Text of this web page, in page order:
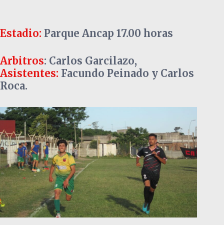
Estadio: Parque Ancap 17.00 horas
Arbitros: Carlos Garcilazo,
Asistentes: Facundo Peinado y Carlos
Roca.